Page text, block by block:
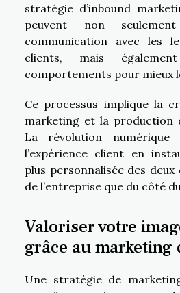
stratégie d’inbound
peuvent non
communication avec les
clients, mais
comportements pour mieux
Ce processus implique la
marketing et la production
La révolution
l’expérience client en
plus personnalisée des
de l’entreprise que du côté
Valoriser votre
grâce au marketing
Une stratégie de